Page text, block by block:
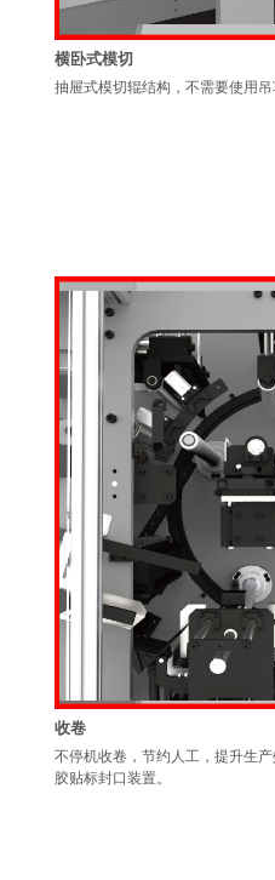
横卧式模切
抽屉式模切辊结构，不需要使用吊
收卷
不停机收卷，节约人工，提升生
胶贴标封口装置。